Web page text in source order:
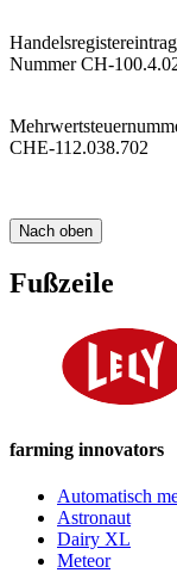
Handelsregistereintrag
Nummer CH-
CHE-112.038.702
Nach oben
Fußzeile
farming innovators
Automatisch
Astronaut
Dairy XL
Meteor